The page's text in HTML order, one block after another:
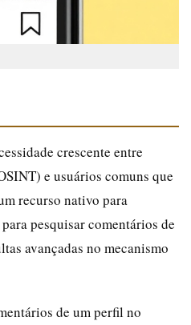
crescente entre
e usuários comuns que
recurso nativo para
pesquisar comentários de
avançadas no mecanismo
de um perfil no